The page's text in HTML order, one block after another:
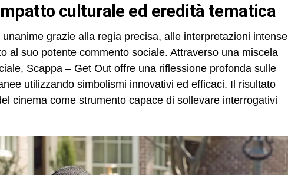
culturale ed eredità tematica
unanime grazie alla regia precisa, alle interpretazioni intense
al suo potente commento sociale. Attraverso una miscela
Scappa – Get Out offre una riflessione profonda sulle
utilizzando simbolismi innovativi ed efficaci. Il risultato
cinema come strumento capace di sollevare interrogativi